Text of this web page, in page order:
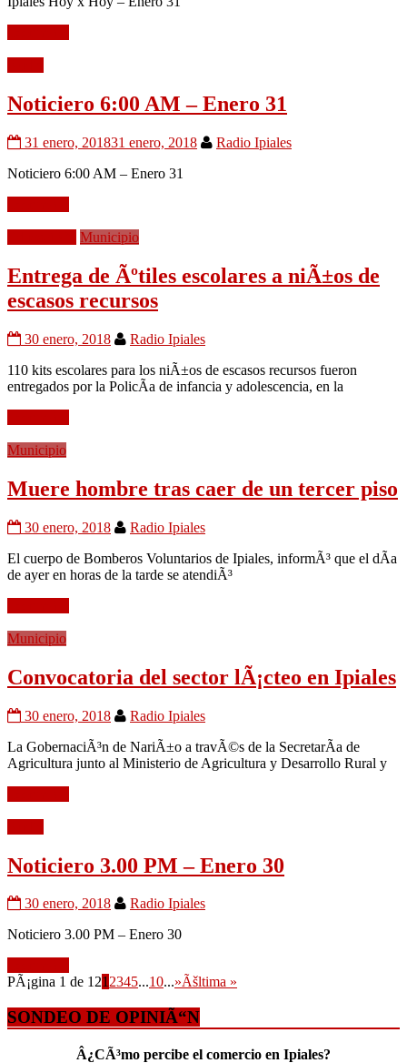
Noticiero 6:00 AM – Enero 31
31 enero, 201831 enero, 2018
Radio Ipiales
Noticiero 6:00 AM – Enero 31
Municipio
Entrega de Ãºtiles escolares a niÃ±os de
escasos recursos
30 enero, 2018
Radio Ipiales
110 kits escolares para los niÃ±os de escasos recursos fueron
entregados por la PolicÃ­a de infancia y adolescencia, en la
Municipio
Muere hombre tras caer de un tercer piso
30 enero, 2018
Radio Ipiales
El cuerpo de Bomberos Voluntarios de Ipiales, informÃ³ que el dÃ­a
de ayer en horas de la tarde se atendiÃ³
Municipio
Convocatoria del sector lÃ¡cteo en Ipiales
30 enero, 2018
Radio Ipiales
La GobernaciÃ³n de NariÃ±o a travÃ©s de la SecretarÃ­a de
Agricultura junto al Ministerio de Agricultura y Desarrollo Rural y
Noticiero 3.00 PM – Enero 30
30 enero, 2018
Radio Ipiales
Noticiero 3.00 PM – Enero 30
PÃ¡gina 1 de 1212345...10...»Ãšltima »
SONDEO DE OPINIÃ“N
Â¿CÃ³mo percibe el comercio en Ipiales?